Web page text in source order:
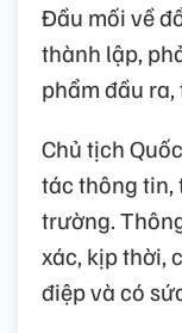
Đầu mối về
thành lập,
phẩm đầu
Chủ tịch
tác thông tin,
trường.
xác, kịp thời,
điệp và có